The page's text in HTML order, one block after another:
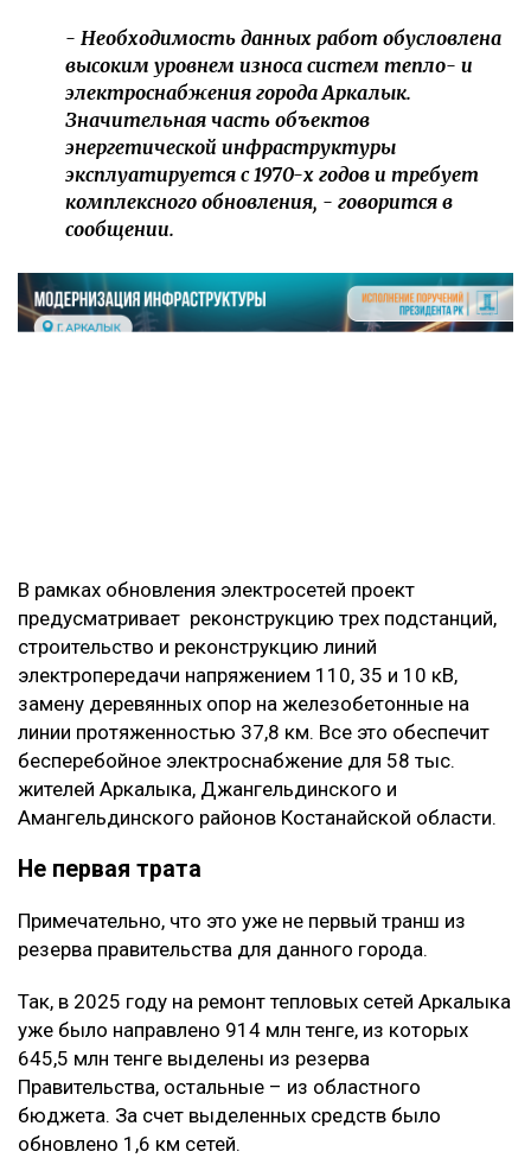
- Необходимость данных работ обусловлена
высоким уровнем износа систем тепло- и
электроснабжения города Аркалык.
Значительная часть объектов
энергетической инфраструктуры
эксплуатируется с 1970-х годов и требует
комплексного обновления, - говорится в
сообщении.
В рамках обновления электросетей проект
предусматривает реконструкцию трех подстанций,
строительство и реконструкцию линий
электропередачи напряжением 110, 35 и 10 кВ,
замену деревянных опор на железобетонные на
линии протяженностью 37,8 км. Все это обеспечит
бесперебойное электроснабжение для 58 тыс.
жителей Аркалыка, Джангельдинского и
Амангельдинского районов Костанайской области.
Не первая трата
Примечательно, что это уже не первый транш из
резерва правительства для данного города.
Так, в 2025 году на ремонт тепловых сетей Аркалыка
уже было направлено 914 млн тенге, из которых
645,5 млн тенге выделены из резерва
Правительства, остальные – из областного
бюджета. За счет выделенных средств было
обновлено 1,6 км сетей.